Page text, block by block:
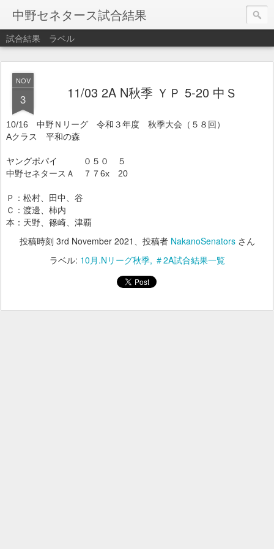
中野セネタース試合結果
試合結果 ラベル
NOV
3 11/03 2A N秋季 ＹＰ 5-20 中Ｓ
10/16 中野Ｎリーグ 令和３年度 秋季大会（５８回）
Aクラス 平和の森
ヤングポパイ ０５０ ５
中野セネタースＡ ７７6x 20
Ｐ：松村、田中、谷
Ｃ：渡邊、柿内
本：天野、篠崎、津覇
投稿時刻 3rd November 2021 、投稿者 NakanoSenatorsさん
ラベル: 10月.Nリーグ秋季 ＃2A試合結果一覧